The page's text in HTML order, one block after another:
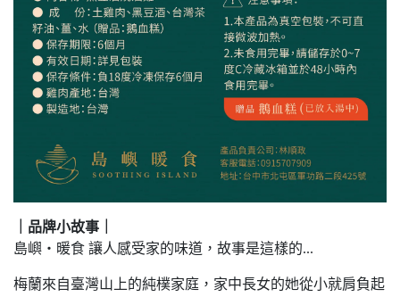
｜品牌小故事｜
島嶼・暖食 讓人感受家的味道，故事是這樣的...
梅蘭來自臺灣山上的純樸家庭，家中長女的她從小就肩負起